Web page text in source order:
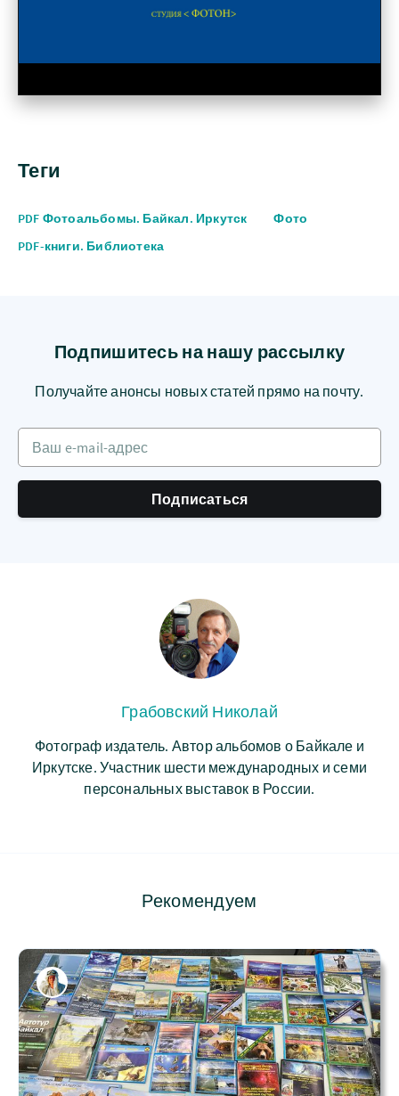
Теги
PDF Фотоальбомы. Байкал. Иркутск
Фото
PDF-книги. Библиотека
Подпишитесь на нашу рассылку
Получайте анонсы новых статей прямо на почту.
Ваш e-mail-адрес
Подписаться
Грабовский Николай
Фотограф издатель. Автор альбомов о Байкале и
Иркутске. Участник шести международных и семи
персональных выставок в России.
Рекомендуем